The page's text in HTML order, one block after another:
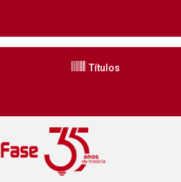
Títulos